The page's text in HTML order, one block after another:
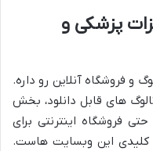
پزشکی و
و فروشگاه آنلاین رو داره.
های قابل دانلود، بخش
فروشگاه اینترنتی برای
کلیدی این وبسایت هاست.